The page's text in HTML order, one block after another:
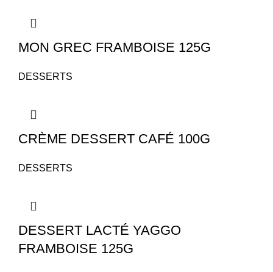
MON GREC FRAMBOISE 125G
DESSERTS
CRÈME DESSERT CAFÉ 100G
DESSERTS
DESSERT LACTÉ YAGGO
FRAMBOISE 125G